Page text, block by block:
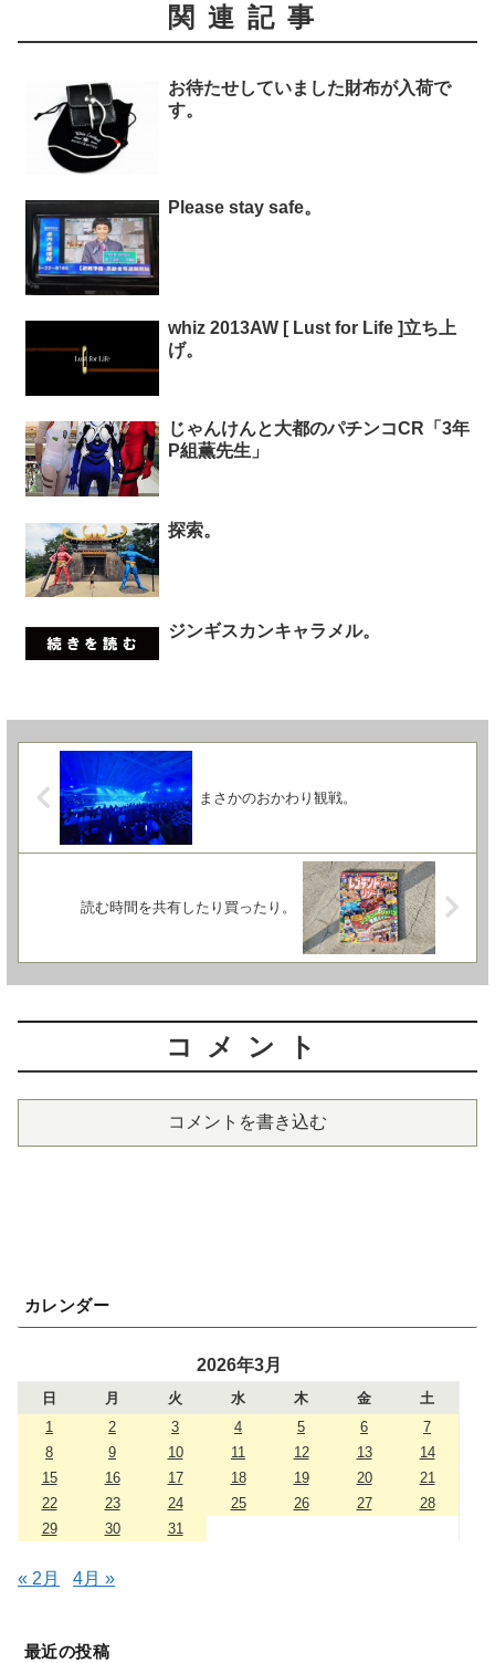
関連記事
お待たせしていました財布が入荷で
す。
Please stay safe。
whiz 2013AW [ Lust for Life ]立ち上
げ。
じゃんけんと大都のパチンコCR「3年
P組薫先生」
探索。
ジンギスカンキャラメル。
まさかのおかわり観戦。
読む時間を共有したり買ったり。
コメント
コメントを書き込む
カレンダー
2026年3月
日 月 火 水 木 金
土
1
2 3 4 5 6
7
8
9 10 11 12 13
14
15
16 17 18 19 20
21
22
23 24 25 26 27
28
29
30 31
« 2月 4月 »
最近の投稿